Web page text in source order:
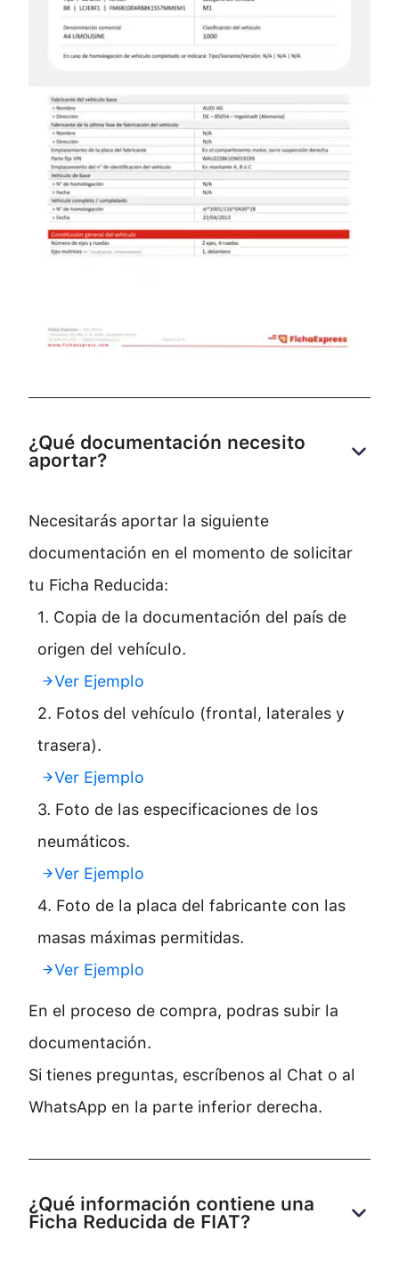
¿Qué documentación necesito
aportar?
Necesitarás aportar la siguiente
documentación en el momento de solicitar
tu Ficha Reducida:
1. Copia de la documentación del país de
origen del vehículo.
Ver Ejemplo
2. Fotos del vehículo (frontal, laterales y
trasera).
Ver Ejemplo
3. Foto de las especificaciones de los
neumáticos.
Ver Ejemplo
4. Foto de la placa del fabricante con las
masas máximas permitidas.
Ver Ejemplo
En el proceso de compra, podras subir la
documentación.
Si tienes preguntas, escríbenos al Chat o al
WhatsApp en la parte inferior derecha.
¿Qué información contiene una
Ficha Reducida de FIAT?